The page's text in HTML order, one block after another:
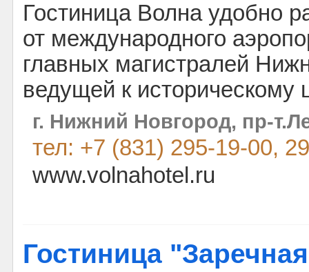
Гостиница Волна удобно
от международного
главных магистралей
ведущей к историческому
г. Нижний Новгород, пр-
тел: +7 (831) 295-19-00,
www.volnahotel.ru
Гостиница